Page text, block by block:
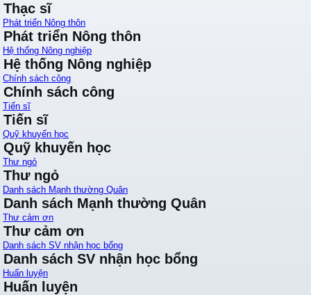
Thạc sĩ
Phát triển Nông thôn
Phát triển Nông thôn
Hệ thống Nông nghiệp
Hệ thống Nông nghiệp
Chính sách công
Chính sách công
Tiến sĩ
Tiến sĩ
Quỹ khuyến học
Quỹ khuyến học
Thư ngỏ
Thư ngỏ
Danh sách Mạnh thường Quân
Danh sách Mạnh thường Quân
Thư cảm ơn
Thư cảm ơn
Danh sách SV nhận học bổng
Danh sách SV nhận học bổng
Huấn luyện
Huấn luyện